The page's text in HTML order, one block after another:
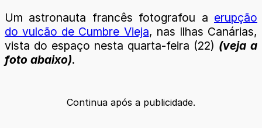
Um astronauta francês fotografou a erupção
do vulcão de Cumbre Vieja, nas Ilhas Canárias,
vista do espaço nesta quarta-feira (22) (veja a
foto abaixo).
Continua após a publicidade.